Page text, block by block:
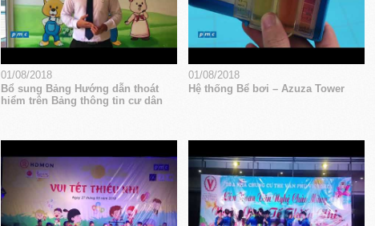
01/08/2018
Bổ sung Bảng Hướng dẫn thoát
hiểm trên Bảng thông tin cư dân
01/08/2018
Hệ thống Bể bơi – Azuza Tower